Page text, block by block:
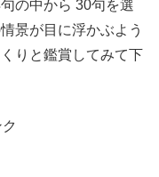
の中から 30句を選
景が目に浮かぶよう
りと鑑賞してみて下